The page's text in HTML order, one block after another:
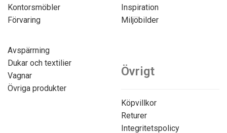
Kontorsmöbler
Förvaring
Avspärrning
Dukar och textilier
Vagnar
Övriga produkter
Inspiration
Miljöbilder
Övrigt
Köpvillkor
Returer
Integritetspolicy